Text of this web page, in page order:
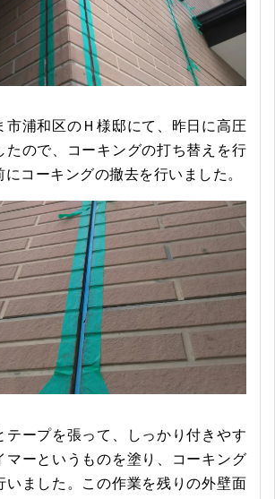
市浦和区のＨ様邸にて、昨日に高圧
たので、コーキングの打ち替えを行
コーキングの撤去を行いました。
テープを張って、しっかり付きやす
マーというものを塗り、コーキング
いました。この作業を残りの外壁面